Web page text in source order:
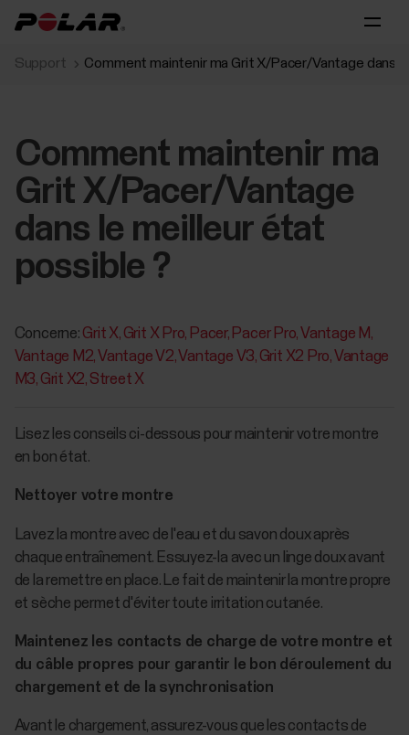
Support Comment maintenir ma Grit X/Pacer/Vantage dans
Comment maintenir ma
Grit X/Pacer/Vantage
dans le meilleur état
possible ?
Concerne: Grit X Grit X Pro Pacer Pacer Pro Vantage M
Vantage M2 Vantage V2 Vantage V3 Grit X2 Pro Vantage
M3 Grit X2 Street X
Lisez les conseils ci-dessous pour maintenir votre montre
en bon état.
Nettoyer votre montre
Lavez la montre avec de l'eau et du savon doux après
chaque entraînement. Essuyez-la avec un linge doux avant
de la remettre en place. Le fait de maintenir la montre propre
et sèche permet d'éviter toute irritation cutanée.
Maintenez les contacts de charge de votre montre et
du câble propres pour garantir le bon déroulement du
chargement et de la synchronisation
Avant le chargement, assurez-vous que les contacts de